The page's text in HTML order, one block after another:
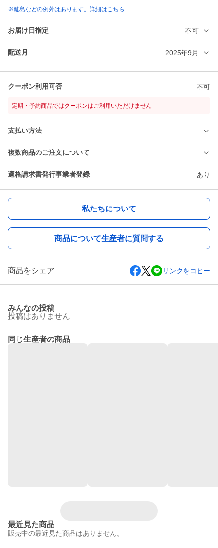
※離島などの例外はあります。詳細はこちら
お届け日指定 不可
配送月 2025年9月
クーポン利用可否 不可
定期・予約商品ではクーポンはご利用いただけません
支払い方法
複数商品のご注文について
適格請求書発行事業者登録 あり
私たちについて
商品について生産者に質問する
商品をシェア リンクをコピー
みんなの投稿
投稿はありません
同じ生産者の商品
最近見た商品
販売中の最近見た商品はありません。